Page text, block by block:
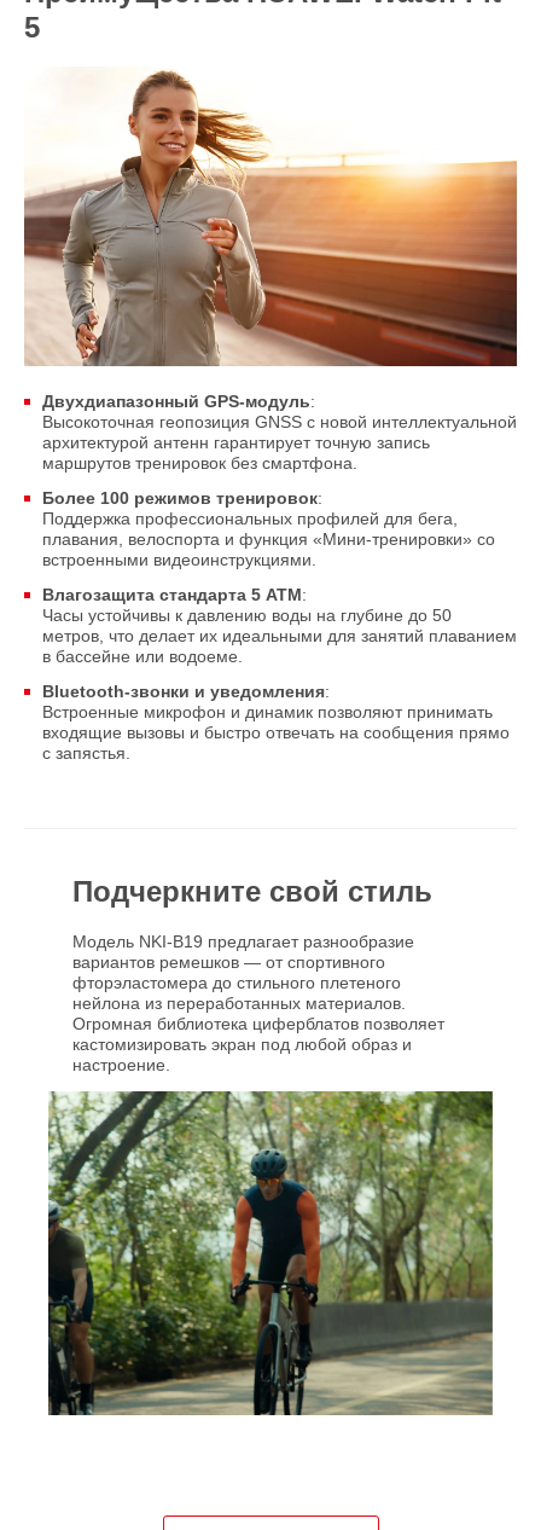
5
Двухдиапазонный GPS-модуль:
Высокоточная геопозиция GNSS с новой интеллектуальной
архитектурой антенн гарантирует точную запись
маршрутов тренировок без смартфона.
Более 100 режимов тренировок:
Поддержка профессиональных профилей для бега,
плавания, велоспорта и функция «Мини-тренировки» со
встроенными видеоинструкциями.
Влагозащита стандарта 5 ATM:
Часы устойчивы к давлению воды на глубине до 50
метров, что делает их идеальными для занятий плаванием
в бассейне или водоеме.
Bluetooth-звонки и уведомления:
Встроенные микрофон и динамик позволяют принимать
входящие вызовы и быстро отвечать на сообщения прямо
с запястья.
Подчеркните свой стиль
Модель NKI-B19 предлагает разнообразие
вариантов ремешков — от спортивного
фторэластомера до стильного плетеного
нейлона из переработанных материалов.
Огромная библиотека циферблатов позволяет
кастомизировать экран под любой образ и
настроение.